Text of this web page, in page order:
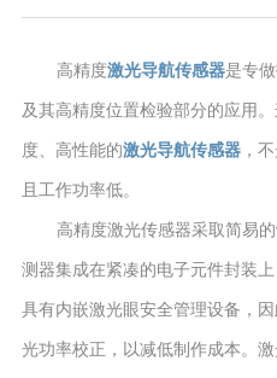
高精度激光导航传感器是专
及其高精度位置检验部分的应用
度、高性能的激光导航传感器，
且工作功率低。
高精度激光传感器采取简易的
测器集成在紧凑的电子元件封装
具有内嵌激光眼安全管理设备，
光功率校正，以减低制作成本。